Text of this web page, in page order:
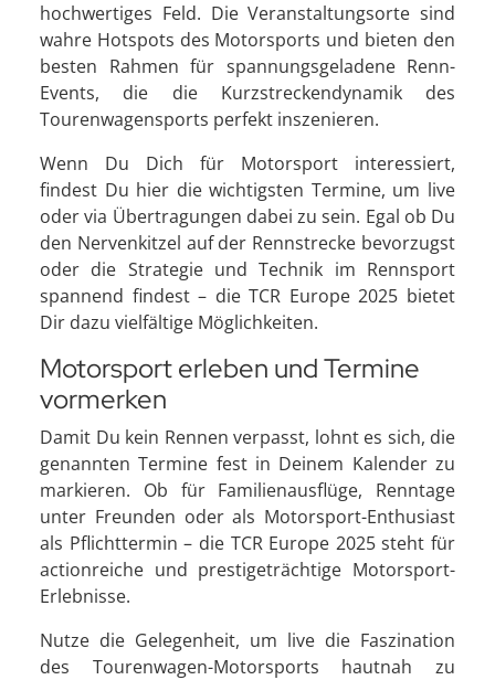
hochwertiges Feld. Die Veranstaltungsorte sind
wahre Hotspots des Motorsports und bieten den
besten Rahmen für spannungsgeladene Renn-
Events, die die Kurzstreckendynamik des
Tourenwagensports perfekt inszenieren.
Wenn Du Dich für Motorsport interessiert,
findest Du hier die wichtigsten Termine, um live
oder via Übertragungen dabei zu sein. Egal ob Du
den Nervenkitzel auf der Rennstrecke bevorzugst
oder die Strategie und Technik im Rennsport
spannend findest – die TCR Europe 2025 bietet
Dir dazu vielfältige Möglichkeiten.
Motorsport erleben und Termine
vormerken
Damit Du kein Rennen verpasst, lohnt es sich, die
genannten Termine fest in Deinem Kalender zu
markieren. Ob für Familienausflüge, Renntage
unter Freunden oder als Motorsport-Enthusiast
als Pflichttermin – die TCR Europe 2025 steht für
actionreiche und prestigeträchtige Motorsport-
Erlebnisse.
Nutze die Gelegenheit, um live die Faszination
des Tourenwagen-Motorsports hautnah zu